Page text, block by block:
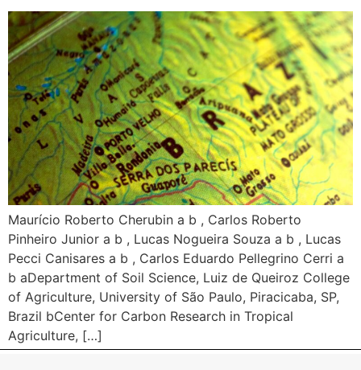
Maurício Roberto Cherubin a b , Carlos Roberto
Pinheiro Junior a b , Lucas Nogueira Souza a b , Lucas
Pecci Canisares a b , Carlos Eduardo Pellegrino Cerri a
b aDepartment of Soil Science, Luiz de Queiroz College
of Agriculture, University of São Paulo, Piracicaba, SP,
Brazil bCenter for Carbon Research in Tropical
Agriculture, […]